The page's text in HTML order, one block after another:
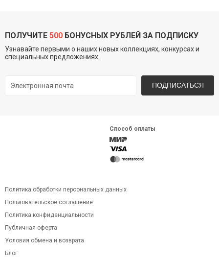
ПОЛУЧИТЕ 500 БОНУСНЫХ РУБЛЕЙ ЗА ПОДПИСКУ
Узнавайте первыми о наших новых коллекциях, конкурсах и
специальных предложениях.
ПОДПИСАТЬСЯ
Способ оплаты
Политика обработки персональных данных
Пользовательское соглашение
Политика конфиденциальности
Публичная оферта
Условия обмена и возврата
Блог